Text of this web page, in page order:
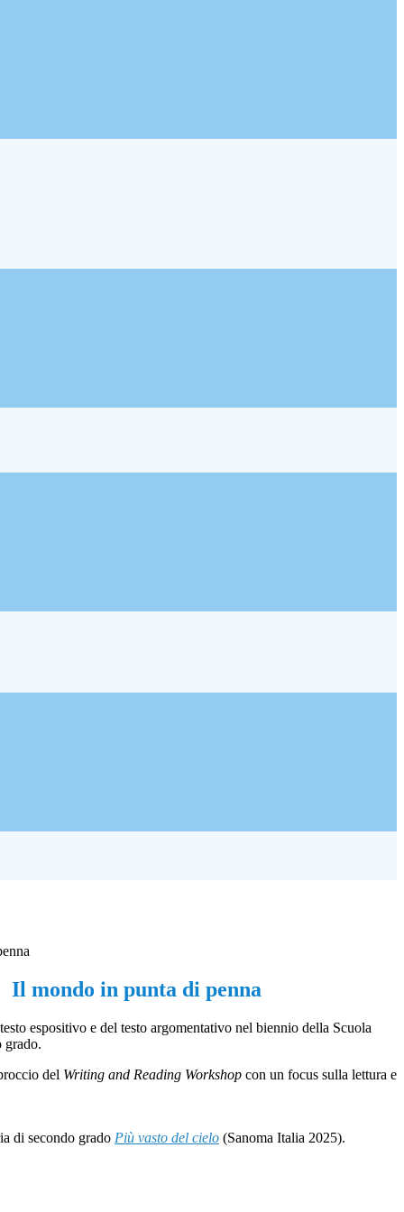
Il mondo in punta di penna
espositivo e del testo argomentativo nel biennio della Scuola
grado.
del Writing and Reading Workshopcon un focus sulla lettura e
di secondo grado Più vasto del cielo (Sanoma Italia 2025).